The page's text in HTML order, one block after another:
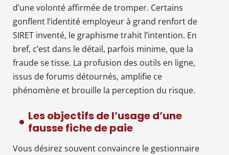
d’une volonté affirmée de tromper. Certains
gonflent l’identité employeur à grand renfort de
SIRET inventé, le graphisme trahit l’intention. En
bref, c’est dans le détail, parfois minime, que la
fraude se tisse. La profusion des outils en ligne,
issus de forums détournés, amplifie ce
phénomène et brouille la perception du risque.
Les objectifs de l’usage d’une
fausse fiche de paie
Vous désirez souvent convaincre le gestionnaire